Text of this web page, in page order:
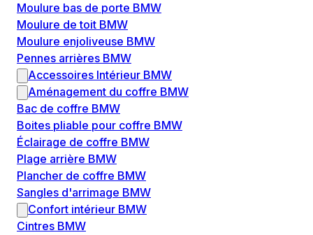
Moulure bas de porte BMW
Moulure de toit BMW
Moulure enjoliveuse BMW
Pennes arrières BMW
Accessoires Intérieur BMW
Aménagement du coffre BMW
Bac de coffre BMW
Boites pliable pour coffre BMW
Éclairage de coffre BMW
Plage arrière BMW
Plancher de coffre BMW
Sangles d'arrimage BMW
Confort intérieur BMW
Cintres BMW